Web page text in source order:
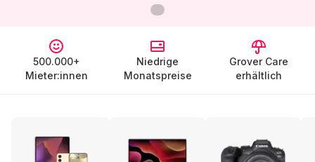
500.000+
Mieter:innen
Niedrige
Monatspreise
Grover Care
erhältlich